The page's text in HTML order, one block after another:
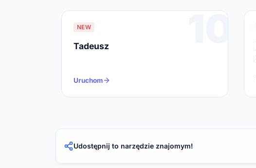
10
NEW
Tadeusz
Uruchom
Udostępnij to narzędzie znajomym!